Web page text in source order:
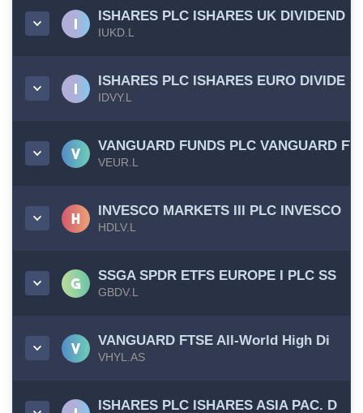
ISHARES PLC ISHARES UK DIVIDEND
IUKD.L
ISHARES PLC ISHARES EURO DIVIDE
IDVY.L
VANGUARD FUNDS PLC VANGUARD
VEUR.L
INVESCO MARKETS III PLC INVESCO
HDLV.L
SSGA SPDR ETFS EUROPE I PLC SS
GBDV.L
VANGUARD FTSE All-World High Di
VHYL.AS
ISHARES PLC ISHARES ASIA PAC. D